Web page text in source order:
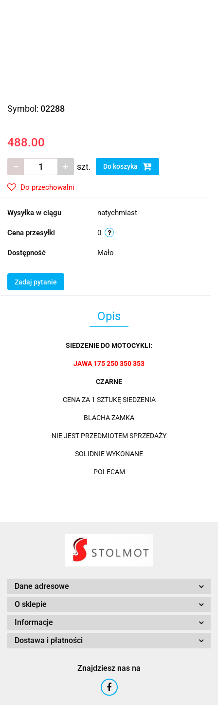
Symbol: 02288
488.00
szt. Do koszyka
Do przechowalni
Wysyłka w ciągu natychmiast
Cena przesyłki 0
Dostępność Mało
Zadaj pytanie
Opis
SIEDZENIE DO MOTOCYKLI:
JAWA 175 250 350 353
CZARNE
CENA ZA 1 SZTUKĘ SIEDZENIA
BLACHA ZAMKA
NIE JEST PRZEDMIOTEM SPRZEDAŻY
SOLIDNIE WYKONANE
POLECAM
Dane adresowe
O sklepie
Informacje
Dostawa i płatności
Znajdziesz nas na